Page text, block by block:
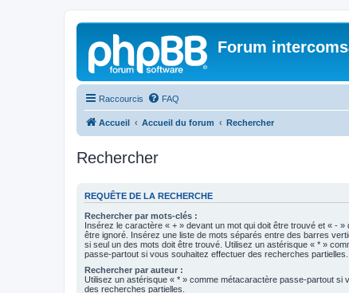
Forum
Raccourcis FAQ
Accueil Accueil du forum Rechercher
Rechercher
REQUÊTE DE LA RECHERCHE
Rechercher par mots-clés :
Insérez le caractère « + » devant un mot qui doit être trouvé et « - »
être ignoré. Insérez une liste de mots séparés entre des barres
si seul un des mots doit être trouvé. Utilisez un astérisque « * »
passe-partout si vous souhaitez effectuer des recherches partielles.
Rechercher par auteur :
Utilisez un astérisque « * » comme métacaractère passe-partout si
des recherches partielles.